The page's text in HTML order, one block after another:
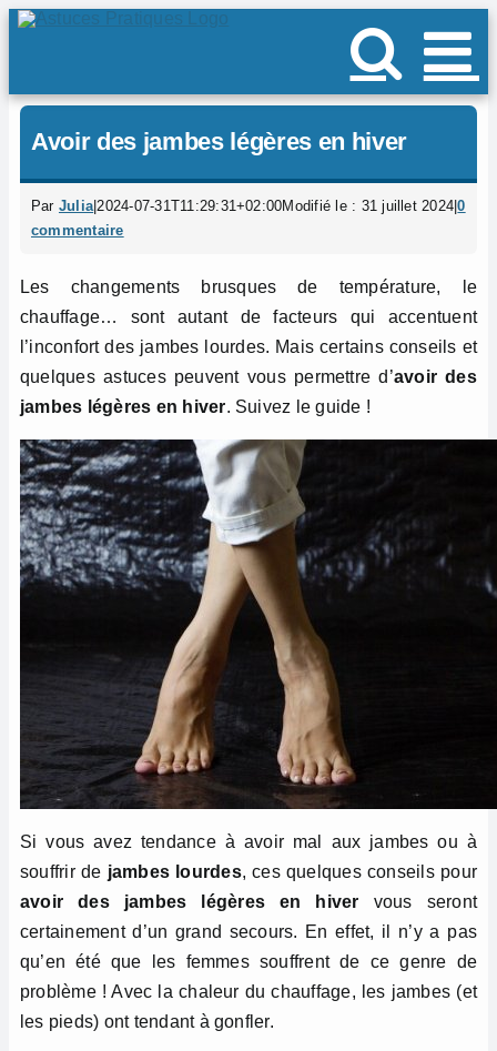
Passer
Avoir des jambes légères en hiver
Par Julia|2024-07-31T11:29:31+02:00Modifié le : 31 juillet 2024 |0
commentaire
Les changements brusques de température, le
chauffage… sont autant de facteurs qui accentuent
l’inconfort des jambes lourdes. Mais certains conseils et
quelques astuces peuvent vous permettre d’avoir des
jambes légères en hiver. Suivez le guide !
Si vous avez tendance à avoir mal aux jambes ou à
souffrir de jambes lourdes, ces quelques conseils pour
avoir des jambes légères en hiver vous seront
certainement d’un grand secours. En effet, il n’y a pas
qu’en été que les femmes souffrent de ce genre de
problème ! Avec la chaleur du chauffage, les jambes (et
les pieds) ont tendant à gonfler.